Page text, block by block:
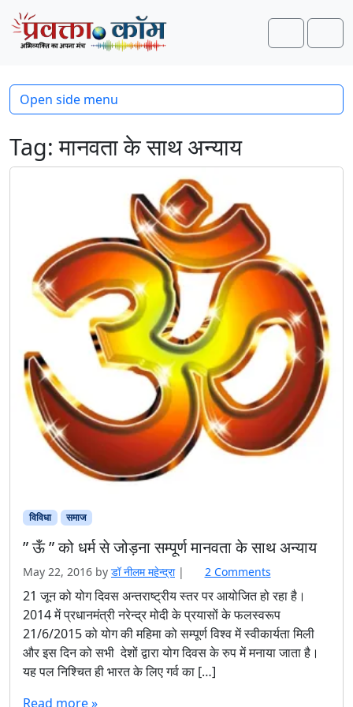
Skip to content
Skip to footer
Search
Tag:मानवता के साथ अन्याय
विविधा समाज
” ऊँ ” को धर्म से जोड़ना सम्पूर्ण मानवता के साथ अन्याय
May 22, 2016 by डॉ नीलम महेन्द्रा | 2 Commentso
ऊँ
”
को
21 जून को योग दिवस अन्तराष्ट्रीय स्तर पर आयोजित हो रहा है।
2014 में प्रधानमंत्री नरेन्द्र मोदी के प्रयासों के फलस्वरूप
21/6/2015 को योग की महिमा को सम्पूर्ण विश्व में स्वीकार्यता मिली
और इस दिन को सभी देशों द्वारा योग दिवस के रुप में मनाया जाता है।
यह पल निश्चित ही भारत के लिए गर्व का […]
Read more »
Open side menu